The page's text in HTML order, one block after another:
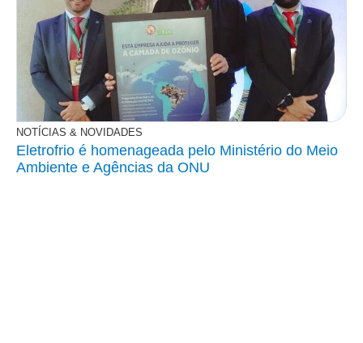
NOTÍCIAS & NOVIDADES
Eletrofrio é homenageada pelo Ministério do Meio
Ambiente e Agências da ONU